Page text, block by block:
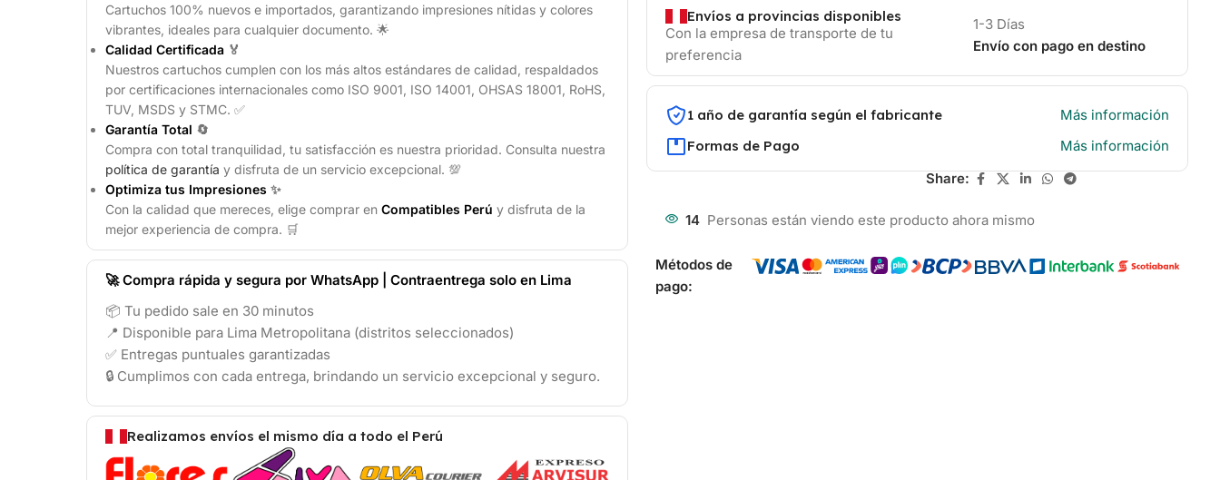
Cartuchos 100% nuevos e importados, garantizando impresiones nítidas y colores
vibrantes, ideales para cualquier documento. 🌟
Calidad Certificada 🏅
Nuestros cartuchos cumplen con los más altos estándares de calidad, respaldados
por certificaciones internacionales como ISO 9001, ISO 14001, OHSAS 18001, RoHS,
TUV, MSDS y STMC. ✅
Garantía Total 🔄
Compra con total tranquilidad, tu satisfacción es nuestra prioridad. Consulta nuestra
política de garantía y disfruta de un servicio excepcional. 💯
Optimiza tus Impresiones ✨
Con la calidad que mereces, elige comprar en Compatibles Perú y disfruta de la
mejor experiencia de compra. 🛒
🚀 Compra rápida y segura por WhatsApp | Contraentrega solo en Lima
📦 Tu pedido sale en 30 minutos
📍 Disponible para Lima Metropolitana (distritos seleccionados)
✅ Entregas puntuales garantizadas
🔒 Cumplimos con cada entrega, brindando un servicio excepcional y seguro.
Realizamos envíos el mismo día a todo el Perú
Envíos a provincias disponibles
Con la empresa de transporte de tu
preferencia
1-3 Días
Envío con pago en destino
1 año de garantía según el fabricante
Más información
Formas de Pago
Más información
Share:
14 Personas están viendo este producto ahora mismo
Métodos de
pago: